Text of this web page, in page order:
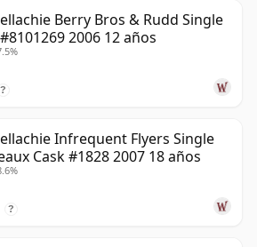
Berry Bros & Rudd Single
2006 12 años
?
Infrequent Flyers Single
Cask #1828 2007 18 años
?